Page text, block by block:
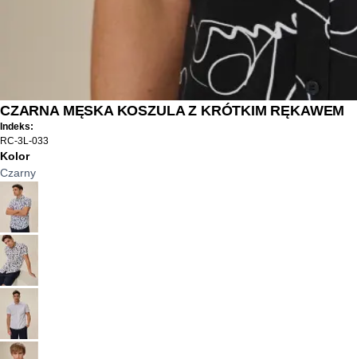
CZARNA MĘSKA KOSZULA Z KRÓTKIM RĘKAWEM
Indeks:
RC-3L-033
Kolor
Czarny